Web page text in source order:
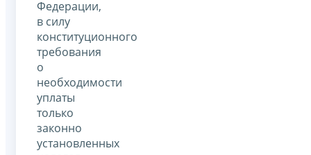
Федерации,
в силу
конституционного
требования
о
необходимости
уплаты
только
законно
установленных